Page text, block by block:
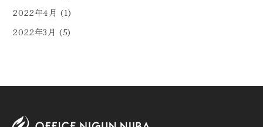
2022年4月 (1)
2022年3月 (5)